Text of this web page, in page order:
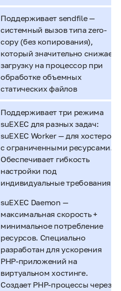
Поддерживает sendfile —
системный вызов типа zero-
copy (без копирования),
который значительно снижает
загрузку на процессор при
обработке объемных
статических файлов
Поддерживает три режима
suEXEC для разных задач:
suEXEC Worker — для хостеров
с ограниченными ресурсами.
Обеспечивает гибкость
настройки под
индивидуальные требования.
suEXEC Daemon —
максимальная скорость +
минимальное потребление
ресурсов. Специально
разработан для ускорения
PHP-приложений на
виртуальном хостинге.
Создает PHP-процессы через